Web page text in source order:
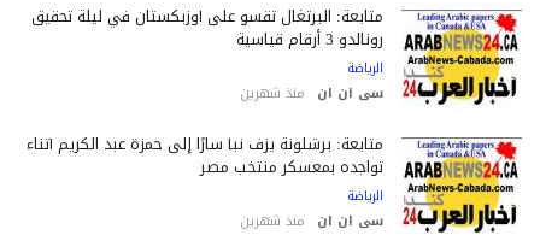
متابعة: البرتغال تقسو على أوزبكستان في ليلة تحقيق
رونالدو 3 أرقام قياسية
الرياضة
سى ان ان منذ شهرين
متابعة: برشلونة يزف نبأ سارًا إلى حمزة عبد الكريم أثناء
تواجده بمعسكر منتخب مصر
الرياضة
سى ان ان منذ شهرين